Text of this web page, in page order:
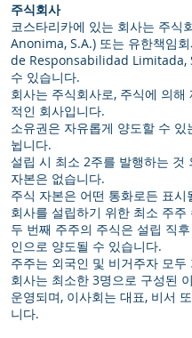
주식회사
코스타리카에 있는 회사는 주식
Anonima, S.A.) 또는 유한책임
de Responsabilidad Limitada,
수 있습니다.
회사는 주식회사로, 주식에 의해
적인 회사입니다.
소유권은 자유롭게 양도할 수 있
뉩니다.
설립 시 최소 2주를 발행하는 것
자본은 없습니다.
주식 자본은 어떤 통화로든 표시
회사를 설립하기 위한 최소 주주
두 번째 주주의 주식은 설립 직
인으로 양도될 수 있습니다.
주주는 외국인 및 비거주자 모두
회사는 최소한 3명으로 구성된
운영되며, 이사회는 대표, 비서
니다.